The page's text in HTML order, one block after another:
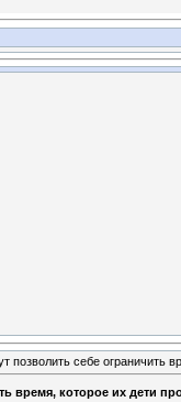
позволить себе ограничить
время, которое их дети